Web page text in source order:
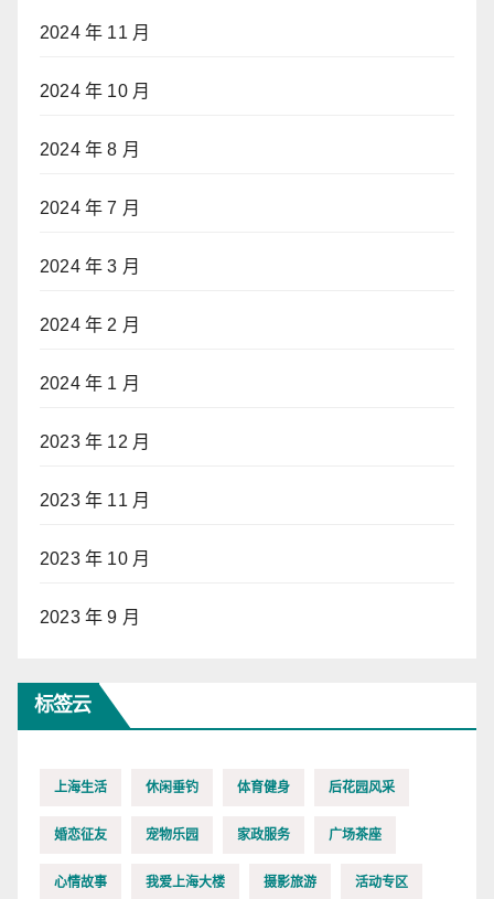
2024 年 11 月
2024 年 10 月
2024 年 8 月
2024 年 7 月
2024 年 3 月
2024 年 2 月
2024 年 1 月
2023 年 12 月
2023 年 11 月
2023 年 10 月
2023 年 9 月
标签云
上海生活 休闲垂钓 体育健身 后花园风采
婚恋征友 宠物乐园 家政服务 广场茶座
心情故事 我爱上海大楼 摄影旅游 活动专区